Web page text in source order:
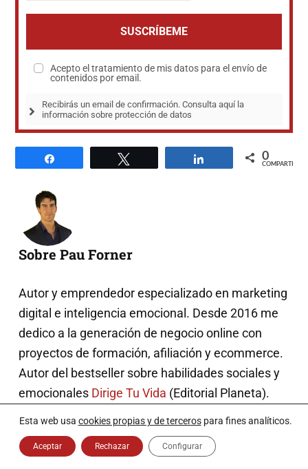
SUSCRÍBEME
Acepto el tratamiento de mis datos para el envío de
contenidos por email.
Recibirás un email de confirmación. Consulta aquí la
información sobre protección de datos
Compartir 0
COMPARTIR
Sobre Pau Forner
Autor y emprendedor especializado en marketing
digital e inteligencia emocional. Desde 2016 me
dedico a la generación de negocio online con
proyectos de formación, afiliación y ecommerce.
Autor del bestseller sobre habilidades sociales y
emocionales Dirige Tu Vida (Editorial Planeta).
Ayudo a otros inconformistas a superar sus
miedos con la ciencia de las relaciones sociales.
Aquí puedessaber más sobre mí.
Esta web usa cookies propias y de tercerospara fines analíticos.
Aceptar Rechazar Configurar